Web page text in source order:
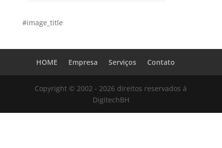
#image_title
HOME Empresa Serviços Contato
Copyright © 2002 - 2026 direitos reservados á
DigitechBH